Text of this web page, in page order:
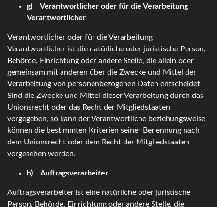
g) Verantwortlicher oder für die Verarbeitung
Verantwortlicher
Verantwortlicher oder für die Verarbeitung
Verantwortlicher ist die natürliche oder juristische Person,
Behörde, Einrichtung oder andere Stelle, die allein oder
gemeinsam mit anderen über die Zwecke und Mittel der
Verarbeitung von personenbezogenen Daten entscheidet.
Sind die Zwecke und Mittel dieser Verarbeitung durch das
Unionsrecht oder das Recht der Mitgliedstaaten
vorgegeben, so kann der Verantwortliche beziehungsweise
können die bestimmten Kriterien seiner Benennung nach
dem Unionsrecht oder dem Recht der Mitgliedstaaten
vorgesehen werden.
h) Auftragsverarbeiter
Auftragsverarbeiter ist eine natürliche oder juristische
Person, Behörde, Einrichtung oder andere Stelle, die